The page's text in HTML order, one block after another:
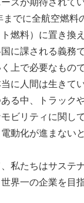
でに全航空燃料
燃料）に置き換
に課される義務
上で必要なもの
に人間は生きて
る中、トラック
ビリティに関し
動化が進まない
私たちはサステ
界一の企業を目